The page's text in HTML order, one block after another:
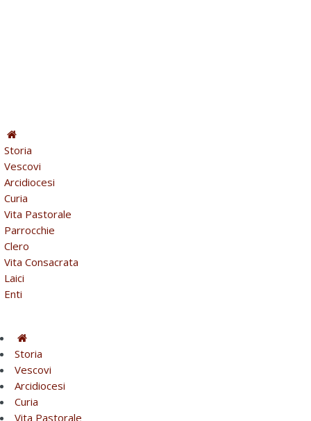
Storia
Vescovi
Arcidiocesi
Curia
Vita Pastorale
Parrocchie
Clero
Vita Consacrata
Laici
Enti
Storia
Vescovi
Arcidiocesi
Curia
Vita Pastorale